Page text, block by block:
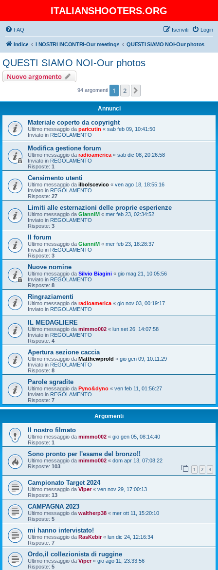
ITALIANSHOOTERS.ORG
FAQ Login
Iscriviti
Indice I NOSTRI INCONTRI-Our meetings QUESTI SIAMO NOI-Our photos
QUESTI SIAMO NOI-Our photos
Nuovo argomento
94 argomenti 1 2
Annunci
Materiale coperto da copyright
Ultimo messaggio da paricutin « sab feb 09, 10:41:50
Inviato in REGOLAMENTO
Modifica gestione forum
Ultimo messaggio da radioamerica « sab dic 08, 20:26:58
Inviato in REGOLAMENTO
Risposte: 1
Censimento utenti
Ultimo messaggio da ilbolscevico « ven ago 18, 18:55:16
Inviato in REGOLAMENTO
Risposte: 27
Limiti alle esternazioni delle proprie esperienze
Ultimo messaggio da GianniM « mer feb 23, 02:34:52
Inviato in REGOLAMENTO
Risposte: 3
Il forum
Ultimo messaggio da GianniM « mer feb 23, 18:28:37
Inviato in REGOLAMENTO
Risposte: 3
Nuove nomine
Ultimo messaggio da Silvio Biagini « gio mag 21, 10:05:56
Inviato in REGOLAMENTO
Risposte: 8
Ringraziamenti
Ultimo messaggio da radioamerica « gio nov 03, 00:19:17
Inviato in REGOLAMENTO
IL MEDAGLIERE
Ultimo messaggio da mimmo002 « lun set 26, 14:07:58
Inviato in REGOLAMENTO
Risposte: 4
Apertura sezione caccia
Ultimo messaggio da Matthewprold « gio gen 09, 10:11:29
Inviato in REGOLAMENTO
Risposte: 8
Parole sgradite
Ultimo messaggio da Pyno&dyno « ven feb 11, 01:56:27
Inviato in REGOLAMENTO
Risposte: 7
Argomenti
Il nostro filmato
Ultimo messaggio da mimmo002 « gio gen 05, 08:14:40
Risposte: 1
Sono pronto per l'esame del bronzo!!
Ultimo messaggio da mimmo002 « dom apr 13, 07:08:22
Risposte: 103 1 2 3
Campionato Target 2024
Ultimo messaggio da Viper« ven nov 29, 17:00:13
Risposte: 13
CAMPAGNA 2023
Ultimo messaggio da waltherp38 « mer ott 11, 15:20:10
Risposte: 5
mi hanno intervistato!
Ultimo messaggio da RasKebir« lun dic 24, 12:16:34
Risposte: 7
Ordo,il collezionista di ruggine
Ultimo messaggio da Viper« gio ago 11, 23:33:56
Risposte: 5